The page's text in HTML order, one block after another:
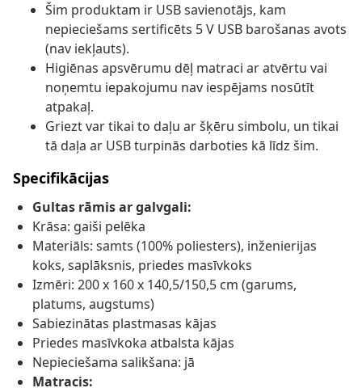
Šim produktam ir USB savienotājs, kam
nepieciešams sertificēts 5 V USB barošanas avots
(nav iekļauts).
Higiēnas apsvērumu dēļ matraci ar atvērtu vai
noņemtu iepakojumu nav iespējams nosūtīt
atpakaļ.
Griezt var tikai to daļu ar šķēru simbolu, un tikai
tā daļa ar USB turpinās darboties kā līdz šim.
Specifikācijas
Gultas rāmis ar galvgali:
Krāsa: gaiši pelēka
Materiāls: samts (100% poliesters), inženierijas
koks, saplāksnis, priedes masīvkoks
Izmēri: 200 x 160 x 140,5/150,5 cm (garums,
platums, augstums)
Sabiezinātas plastmasas kājas
Priedes masīvkoka atbalsta kājas
Nepieciešama salikšana: jā
Matracis: